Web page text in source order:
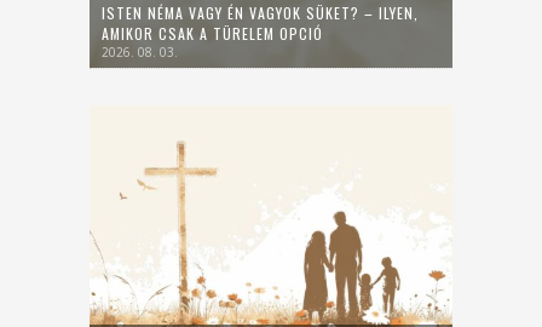
ISTEN NÉMA VAGY ÉN VAGYOK SÜKET? – ILYEN,
AMIKOR CSAK A TÜRELEM OPCIÓ
2026. 08. 03.